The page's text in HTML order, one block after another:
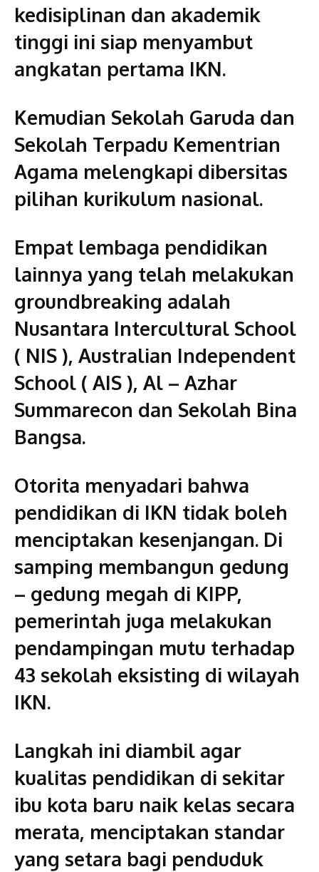
kedisiplinan dan akademik
tinggi ini siap menyambut
angkatan pertama IKN.
Kemudian Sekolah Garuda dan
Sekolah Terpadu Kementrian
Agama melengkapi dibersitas
pilihan kurikulum nasional.
Empat lembaga pendidikan
lainnya yang telah melakukan
groundbreaking adalah
Nusantara Intercultural School
( NIS ), Australian Independent
School ( AIS ), Al – Azhar
Summarecon dan Sekolah Bina
Bangsa.
Otorita menyadari bahwa
pendidikan di IKN tidak boleh
menciptakan kesenjangan. Di
samping membangun gedung
– gedung megah di KIPP,
pemerintah juga melakukan
pendampingan mutu terhadap
43 sekolah eksisting di wilayah
IKN.
Langkah ini diambil agar
kualitas pendidikan di sekitar
ibu kota baru naik kelas secara
merata, menciptakan standar
yang setara bagi penduduk